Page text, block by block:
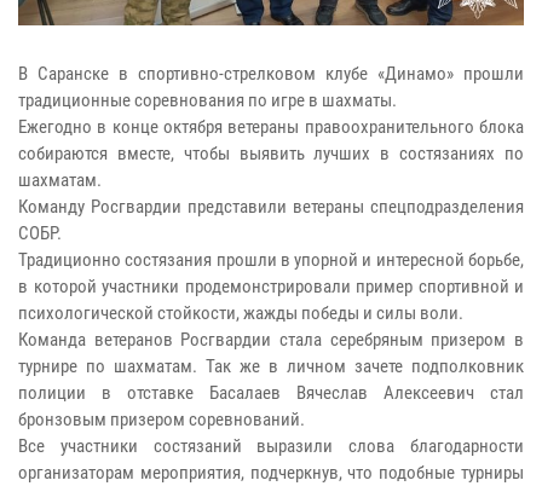
В Саранске в спортивно-стрелковом клубе «Динамо» прошли
традиционные соревнования по игре в шахматы.
Ежегодно в конце октября ветераны правоохранительного блока
собираются вместе, чтобы выявить лучших в состязаниях по
шахматам.
Команду Росгвардии представили ветераны спецподразделения
СОБР.
Традиционно состязания прошли в упорной и интересной борьбе,
в которой участники продемонстрировали пример спортивной и
психологической стойкости, жажды победы и силы воли.
Команда ветеранов Росгвардии стала серебряным призером в
турнире по шахматам. Так же в личном зачете подполковник
полиции в отставке Басалаев Вячеслав Алексеевич стал
бронзовым призером соревнований.
Все участники состязаний выразили слова благодарности
организаторам мероприятия, подчеркнув, что подобные турниры